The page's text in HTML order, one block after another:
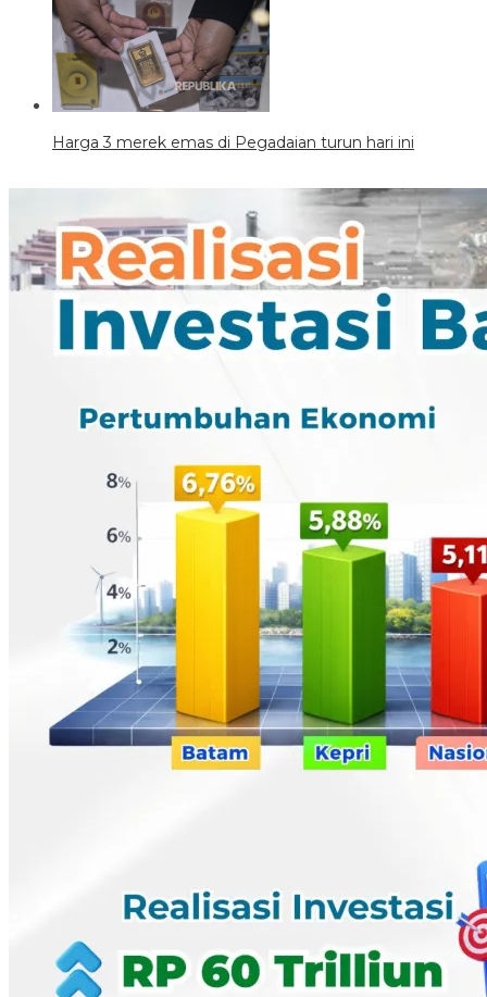
Harga 3 merek emas di Pegadaian turun hari ini